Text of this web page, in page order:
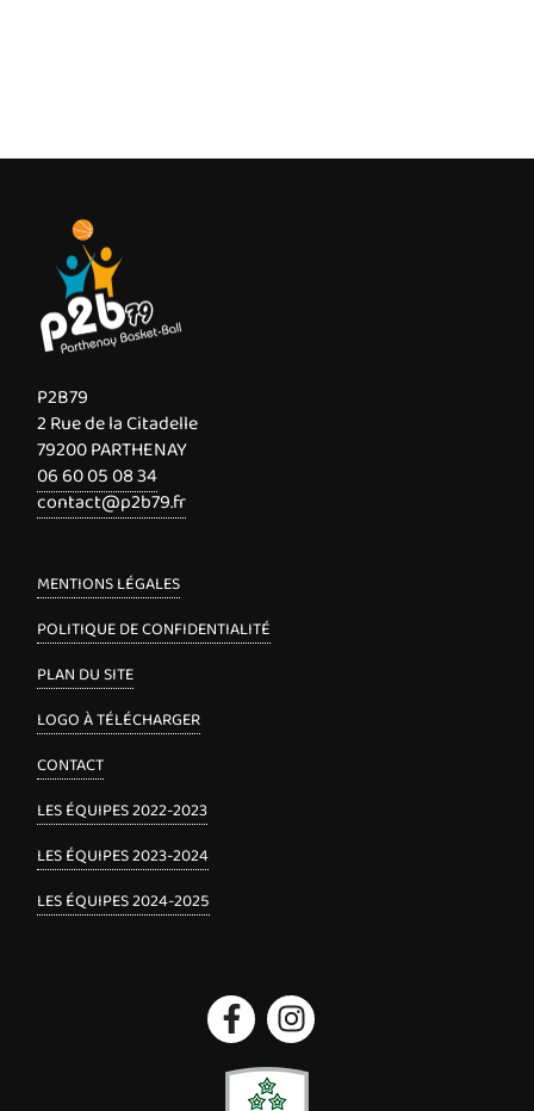
P2B79
2 Rue de la Citadelle
79200 PARTHENAY
06 60 05 08 34
contact@p2b79.fr
MENTIONS LÉGALES
POLITIQUE DE CONFIDENTIALITÉ
PLAN DU SITE
LOGO À TÉLÉCHARGER
CONTACT
LES ÉQUIPES 2022-2023
LES ÉQUIPES 2023-2024
LES ÉQUIPES 2024-2025
FacebookInstagram